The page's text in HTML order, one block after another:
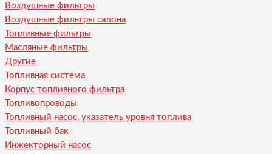
Воздушные фильтры
Воздушные фильтры салона
Топливные фильтры
Масляные фильтры
Другие
Топливная система
Корпус топливного фильтра
Топливопроводы
Топливный насос, указатель уровня топлива
Топливный бак
Инжекторный насос